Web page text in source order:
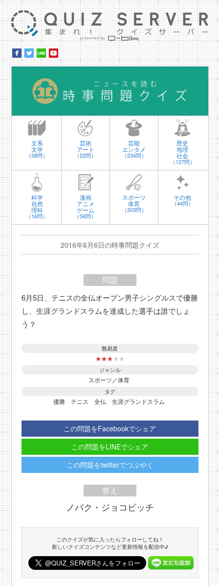
文系
文学
（38問）
芸術
アート
（22問）
芸能
エンタメ
（234問）
歴史
地理
社会
（127問）
科学
自然
理科
（16問）
漫画
アニメ
ゲーム
（34問）
スポーツ
体育
（303問）
その他
（44問）
2016年6月6日の時事問題クイズ
問題
6月5日、テニスの全仏オープン男子シングルスで優勝
し、生涯グランドスラムを達成した選手は誰でしょ
う？
難易度
★★★★ ★
ジャンル
スポーツ／体育
タグ
優勝 テニス 全仏 生涯グランドスラム
この問題をFacebookでシェア
この問題をLINEでシェア
この問題をtwitterでつぶやく
答え
ノバク・ジョコビッチ
このクイズが気に入ったらフォローしてね！
新しいクイズコンテンツなど更新情報を配信中♪